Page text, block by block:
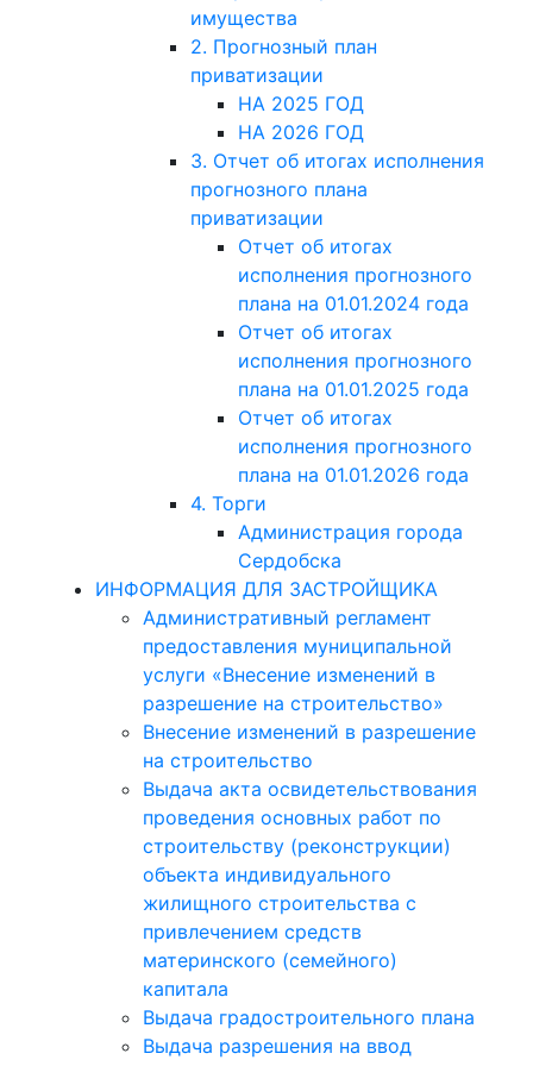
имущества
2. Прогнозный план
приватизации
НА 2025 ГОД
НА 2026 ГОД
3. Отчет об итогах исполнения
прогнозного плана
приватизации
Отчет об итогах
исполнения прогнозного
плана на 01.01.2024 года
Отчет об итогах
исполнения прогнозного
плана на 01.01.2025 года
Отчет об итогах
исполнения прогнозного
плана на 01.01.2026 года
4. Торги
Администрация города
Сердобска
ИНФОРМАЦИЯ ДЛЯ ЗАСТРОЙЩИКА
Административный регламент
предоставления муниципальной
услуги «Внесение изменений в
разрешение на строительство»
Внесение изменений в разрешение
на строительство
Выдача акта освидетельствования
проведения основных работ по
строительству (реконструкции)
объекта индивидуального
жилищного строительства с
привлечением средств
материнского (семейного)
капитала
Выдача градостроительного плана
Выдача разрешения на ввод